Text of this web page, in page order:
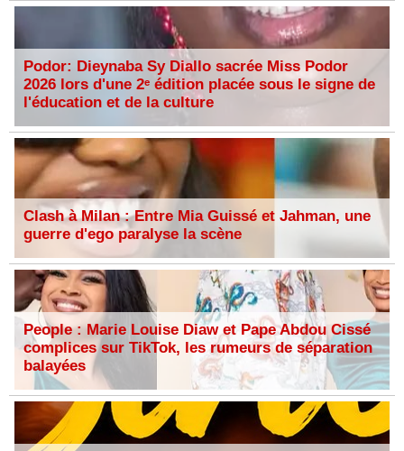
Podor: Dieynaba Sy Diallo sacrée Miss Podor
2026 lors d'une 2ᵉ édition placée sous le signe de
l'éducation et de la culture
Clash à Milan : Entre Mia Guissé et Jahman, une
guerre d'ego paralyse la scène
People : Marie Louise Diaw et Pape Abdou Cissé
complices sur TikTok, les rumeurs de séparation
balayées